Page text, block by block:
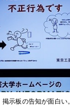
掲示板の告知が面白い。